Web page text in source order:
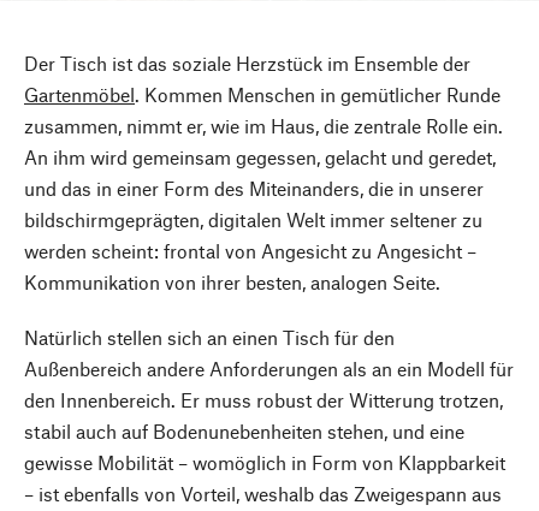
Der Tisch ist das soziale Herzstück im Ensemble der
Gartenmöbel . Kommen Menschen in gemütlicher Runde
zusammen, nimmt er, wie im Haus, die zentrale Rolle ein.
An ihm wird gemeinsam gegessen, gelacht und geredet,
und das in einer Form des Miteinanders, die in unserer
bildschirmgeprägten, digitalen Welt immer seltener zu
werden scheint: frontal von Angesicht zu Angesicht –
Kommunikation von ihrer besten, analogen Seite.
Natürlich stellen sich an einen Tisch für den
Außenbereich andere Anforderungen als an ein Modell für
den Innenbereich. Er muss robust der Witterung trotzen,
stabil auch auf Bodenunebenheiten stehen, und eine
gewisse Mobilität – womöglich in Form von Klappbarkeit
– ist ebenfalls von Vorteil, weshalb das Zweigespann aus